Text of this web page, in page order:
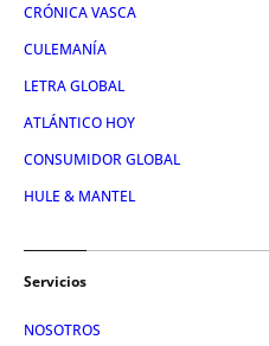
CRÓNICA VASCA
CULEMANÍA
LETRA GLOBAL
ATLÁNTICO HOY
CONSUMIDOR GLOBAL
HULE & MANTEL
Servicios
NOSOTROS